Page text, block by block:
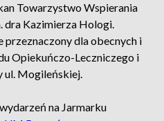
Towarzystwo Wspierania
dra Kazimierza Hologi.
przeznaczony dla obecnych i
Opiekuńczo-Leczniczego i
ul. Mogileńskiej.
na Jarmarku